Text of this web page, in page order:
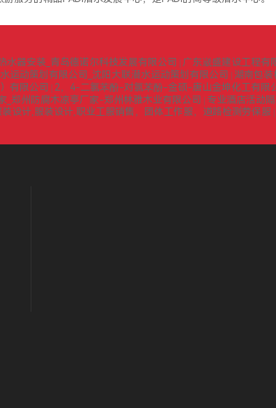
水器安装_青岛德诺尔科技发展有限公司
广东崴盛建设工程有
运动策划有限公司_沈阳大联潜水运动策划有限公司
湖南包
有限公司
2，4-二氯苯酚-对氯苯酚-金硕-唐山金坤化工有限
_郑州防腐木凉亭厂家-郑州林雅木业有限公司
专业酒店活动
设计,服装设计,职业工服销售，团体工作服，道路检测劳保服